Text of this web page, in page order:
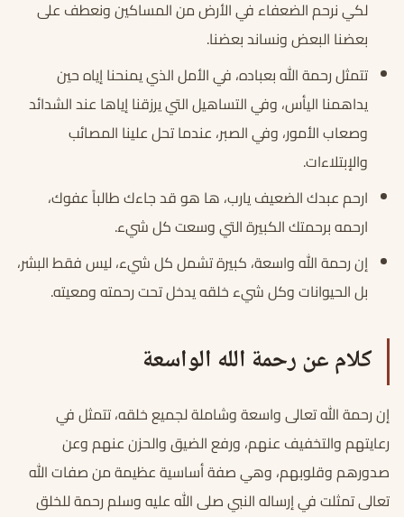
لكي نرحم الضعفاء في الأرض من المساكين ونعطف على
بعضنا البعض ونساند بعضنا.
تتمثل رحمة الله بعباده، في الأمل الذي يمنحنا إياه حين
يداهمنا اليأس، وفي التساهيل التي يرزقنا إياها عند الشدائد
وصعاب الأمور، وفي الصبر، عندما تحل علينا المصائب
والإبتلاءات.
ارحم عبدك الضعيف يارب، ها هو قد جاءك طالباً عفوك،
ارحمه برحمتك الكبيرة التي وسعت كل شيء.
إن رحمة الله واسعة، كبيرة تشمل كل شيء، ليس فقط البشر،
بل الحيوانات وكل شيء خلقه يدخل تحت رحمته ومعيته.
كلام عن رحمة الله الواسعة
إن رحمة الله تعالى واسعة وشاملة لجميع خلقه، تتمثل في
رعايتهم والتخفيف عنهم، ورفع الضيق والحزن عنهم وعن
صدورهم وقلوبهم، وهي صفة أساسية عظيمة من صفات الله
تعالى تمثلت في إرساله النبي صلى الله عليه وسلم رحمة للخلق